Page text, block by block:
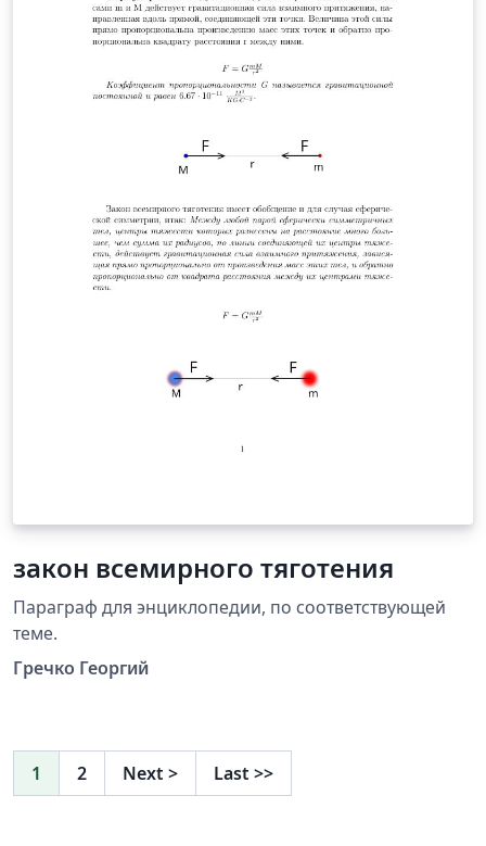
закон всемирного тяготения
Параграф для энциклопедии, по соответствующей
теме.
Гречко Георгий
1 2 Next > Last >>